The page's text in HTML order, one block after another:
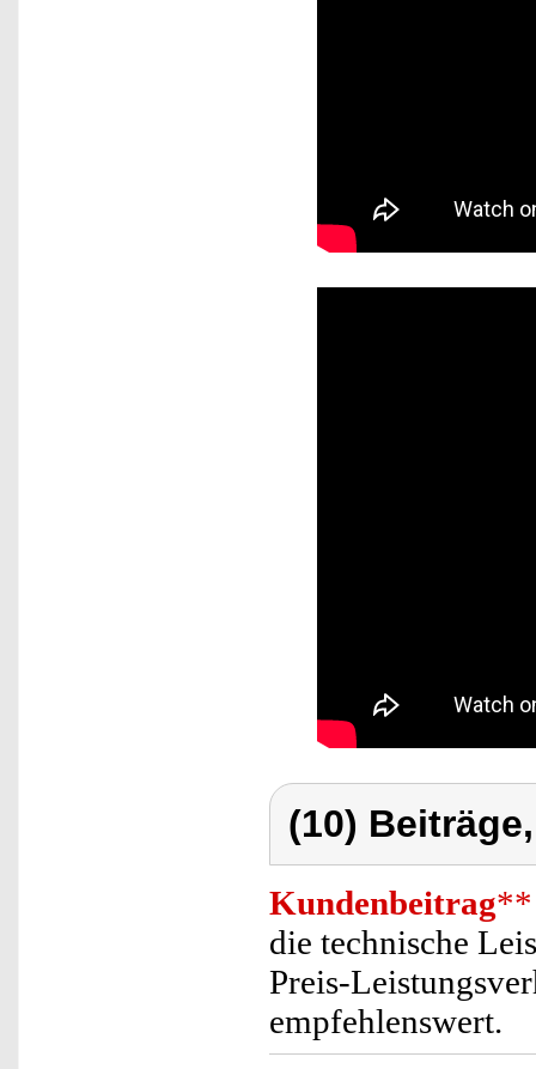
(10)
Kundenbeitrag**
die technische
Preis-
empfehlenswert.